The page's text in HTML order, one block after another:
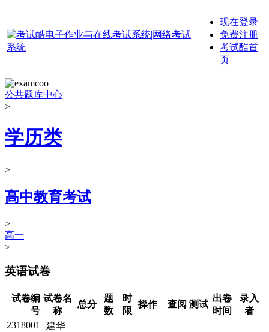
现在登录
免费注册
考试酷首
页
公共题库中心
>
学历类
>
高中教育考试
>
高一
>
英语试卷
试卷编
号
试卷名
称
总分
题
数
时
限
操作 查阅 测试
出卷
时间
录入
者
2318001
建华